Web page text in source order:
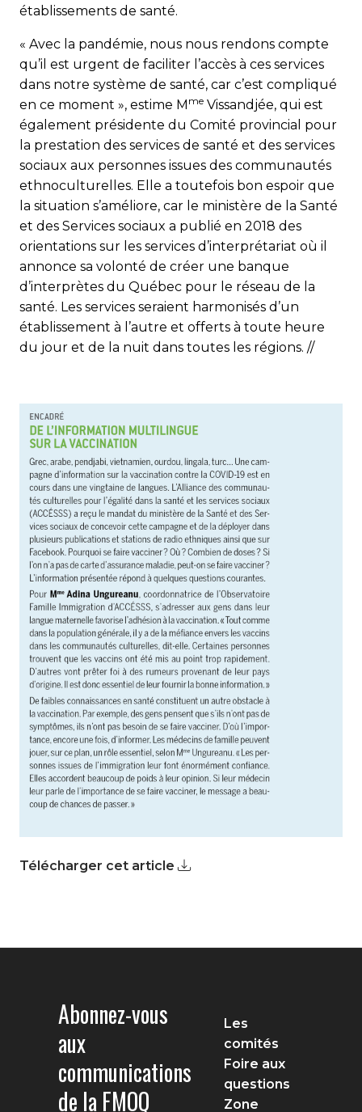
établissements de santé.
« Avec la pandémie, nous nous rendons compte
qu’il est urgent de faciliter l’accès à ces services
dans notre système de santé, car c’est compliqué
en ce moment », estime M me Vissandjée, qui est
également présidente du Comité provincial pour
la prestation des services de santé et des services
sociaux aux personnes issues des communautés
ethnoculturelles. Elle a toutefois bon espoir que
la situation s’améliore, car le ministère de la Santé
et des Services sociaux a publié en 2018 des
orientations sur les services d’interprétariat où il
annonce sa volonté de créer une banque
d’interprètes du Québec pour le réseau de la
santé. Les services seraient harmonisés d’un
établissement à l’autre et offerts à toute heure
du jour et de la nuit dans toutes les régions. //
Télécharger cet article
Abonnez-vous
aux
communications
de la FMOQ
Les
comités
Foire aux
questions
Zone